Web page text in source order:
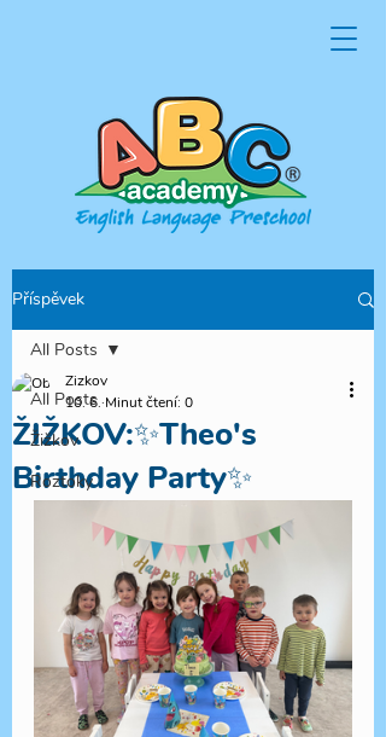
Příspěvek
All Posts
Žižkov
Roztoky
All Posts
ŽIŽKOV:✨Theo's
Birthday Party✨
Zizkov
10. 6. Minut čtení: 0